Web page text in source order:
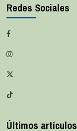
Redes Sociales
Últimos artículos